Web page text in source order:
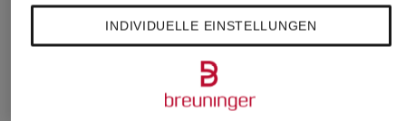
Bikinis für Damen
Boleros für Damen
Leinenhosen für Herren
Leinenkleider
Maxikleider
Regenmäntel für Damen
INDIVIDUELLE EINSTELLUNGEN